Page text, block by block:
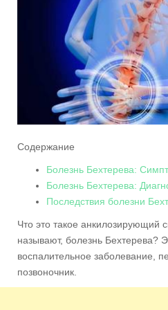
Содержание
Болезнь Бехтерева:
Болезнь Бехтерева:
Последствия болезни
Что это такое анкилозирующий
называют, болезнь Бехтерева?
воспалительное заболевание,
позвоночник.